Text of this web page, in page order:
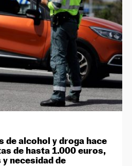
de alcohol y droga hace
de hasta 1.000 euros,
necesidad de